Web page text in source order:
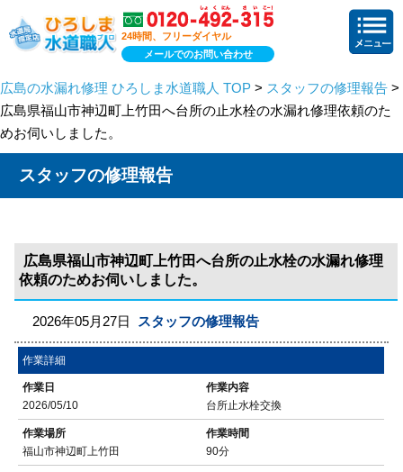
24時間、フリーダイヤル
メールでのお問い合わせ
広島の水漏れ修理 ひろしま水道職人 TOP > スタッフの修理報告 >
広島県福山市神辺町上竹田へ台所の止水栓の水漏れ修理依頼のた
めお伺いしました。
スタッフの修理報告
広島県福山市神辺町上竹田へ台所の止水栓の水漏れ修理
依頼のためお伺いしました。
2026年05月27日 スタッフの修理報告
作業詳細
作業日
2026/05/10
作業内容
台所止水栓交換
作業場所
福山市神辺町上竹田
作業時間
90分